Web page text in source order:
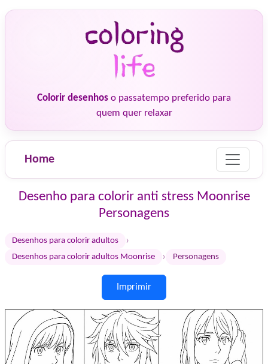
Colorir desenhos o passatempo preferido para
quem quer relaxar
Home
Desenho para colorir anti stress Moonrise
Personagens
Desenhos para colorir adultos ›
Desenhos para colorir adultos Moonrise › Personagens
Imprimir